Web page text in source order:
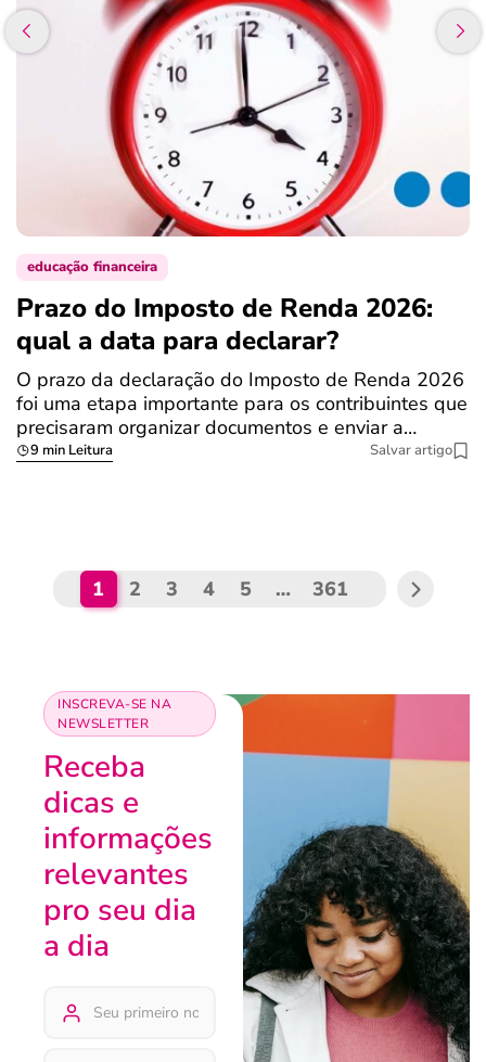
educação financeira
Prazo do Imposto de Renda 2026:
qual a data para declarar?
O prazo da declaração do Imposto de Renda 2026
foi uma etapa importante para os contribuintes que
precisaram organizar documentos e enviar a…
9 min Leitura Salvar artigo
1 2 3 4 5 … 361
INSCREVA-SE NA
NEWSLETTER
Receba
dicas e
informações
relevantes
pro seu dia
a dia